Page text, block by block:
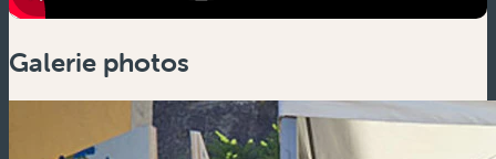
Galerie photos